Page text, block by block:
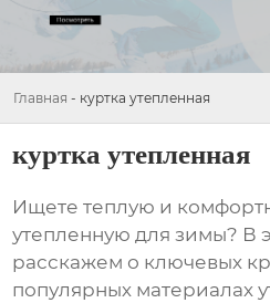
Главная - куртка утепленная
куртка утепленная
Ищете теплую и
утепленную для зимы? В
расскажем о ключевых
популярных материалах